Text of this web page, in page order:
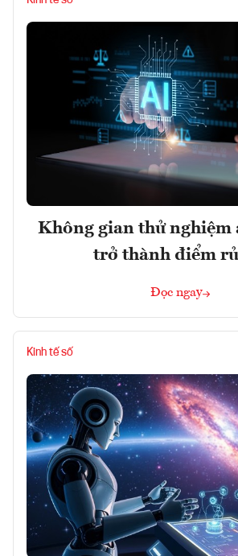
Không gian thử nghiệm
trở thành điểm
Đọc ngay
Kinh tế số